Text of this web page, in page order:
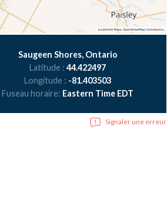
Saugeen Shores, Ontario
Latitude : 44.422497
Longitude : -81.403503
Fuseau horaire: Eastern Time EDT
Signaler une erreur